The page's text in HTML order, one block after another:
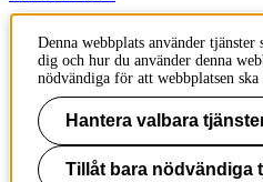
Jobba på KTH
Press och media
Faktura och betalning KTH
Om KTH:s webbplatser
Denna webbplats använder
dig och hur du använder denna
nödvändiga för att webbplatsen
Hantera valbara
Tillåt bara nödvändiga